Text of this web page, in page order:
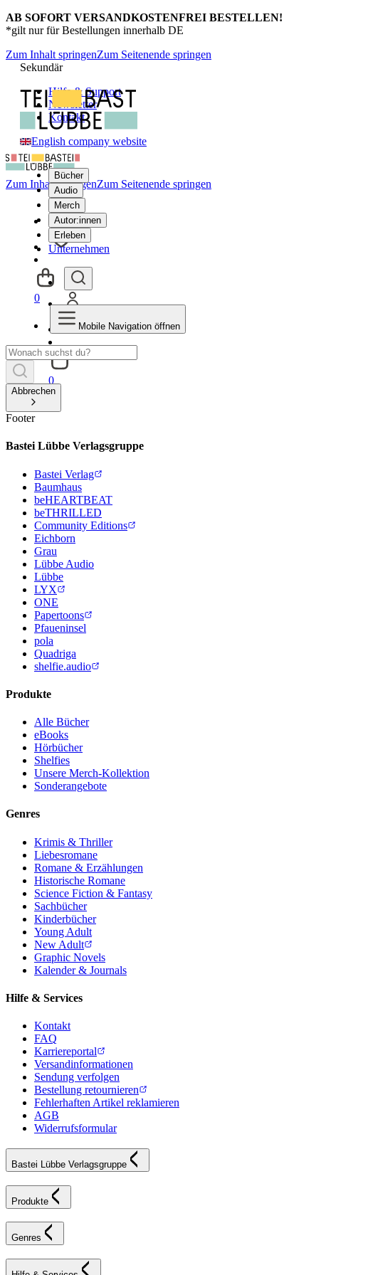
AB SOFORT VERSANDKOSTENFREI BESTELLEN!
*gilt nur für Bestellungen innerhalb DE
Zum Inhalt springenZum Seitenende springen
Sekundär
Hilfe & Support
Newsletter
Kontakt
English company website
Bücher
Audio
Merch
Autor:innen
Erleben
Unternehmen
0
Zum Inhalt springenZum Seitenende springen
0
Mobile Navigation öffnen
Abbrechen
Footer
Bastei Lübbe Verlagsgruppe
Bastei Verlag
Baumhaus
beHEARTBEAT
beTHRILLED
Community Editions
Eichborn
Grau
Lübbe Audio
Lübbe
LYX
ONE
Papertoons
Pfaueninsel
pola
Quadriga
shelfie.audio
Produkte
Alle Bücher
eBooks
Hörbücher
Shelfies
Unsere Merch-Kollektion
Sonderangebote
Genres
Krimis & Thriller
Liebesromane
Romane & Erzählungen
Historische Romane
Science Fiction & Fantasy
Sachbücher
Kinderbücher
Young Adult
New Adult
Graphic Novels
Kalender & Journals
Hilfe & Services
Kontakt
FAQ
Karriereportal
Versandinformationen
Sendung verfolgen
Bestellung retournieren
Fehlerhaften Artikel reklamieren
AGB
Widerrufsformular
Bastei Lübbe Verlagsgruppe
Produkte
Genres